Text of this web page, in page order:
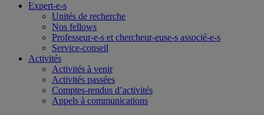
Expert-e-s
Unités de recherche
Nos fellows
Professeur-e-s et chercheur-euse-s associé-e-s
Service-conseil
Activités
Activités à venir
Activités passées
Comptes-rendus d’activités
Appels à communications